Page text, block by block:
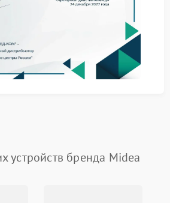
комплексную работу с
отклонений до контроля
после завершения работ.
нагревательных элементов и
соединений и
этапы и
устройств бренда Midea